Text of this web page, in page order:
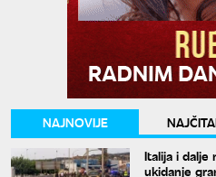
NAJNOVIJE
Italija i dalje
ukidanje